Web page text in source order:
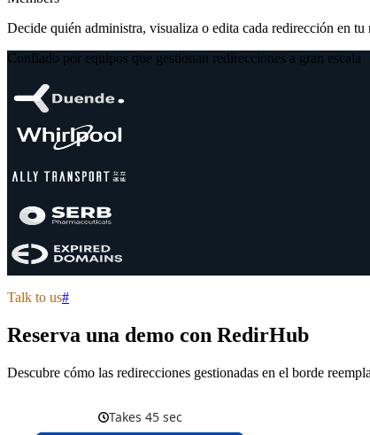
Decide quién administra, visualiza o edita cada redirección en
Confiado por equipos que gestionan redirecciones a gran escala
Talk to us#
Reserva una demo con RedirHub
Descubre cómo las redirecciones gestionadas en el borde